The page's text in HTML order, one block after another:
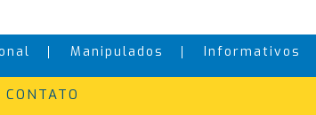
Manipulados Informativos
CONTATO